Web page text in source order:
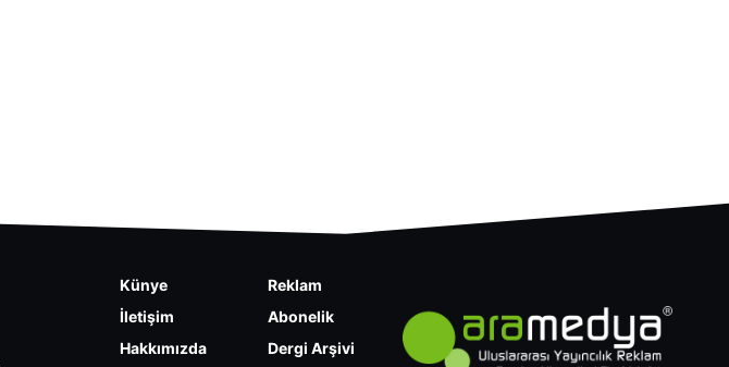
Künye
İletişim
Hakkımızda
Reklam
Abonelik
Dergi Arşivi